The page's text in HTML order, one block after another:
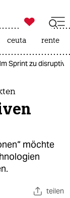

taz zahl ich
ceuta rente
Sprint zu
möchte
teilen